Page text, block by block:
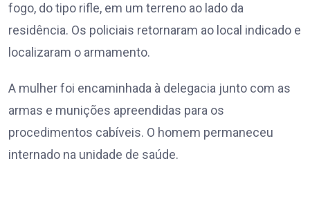
fogo, do tipo rifle, em um terreno ao lado da
residência. Os policiais retornaram ao local indicado e
localizaram o armamento.
A mulher foi encaminhada à delegacia junto com as
armas e munições apreendidas para os
procedimentos cabíveis. O homem permaneceu
internado na unidade de saúde.